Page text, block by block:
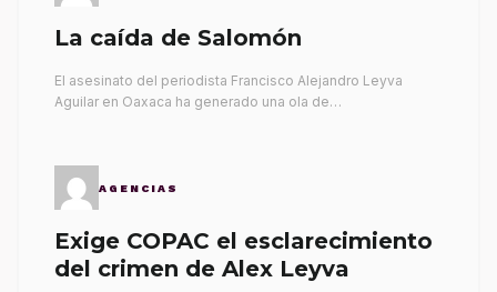
La caída de Salomón
El asesinato del periodista Francisco Alejandro Leyva
Aguilar en Oaxaca ha generado una ola de…
AGENCIAS
Exige COPAC el esclarecimiento
del crimen de Alex Leyva